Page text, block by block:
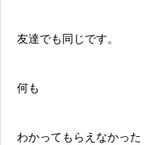
友達でも同じです。
何も
わかってもらえなかった